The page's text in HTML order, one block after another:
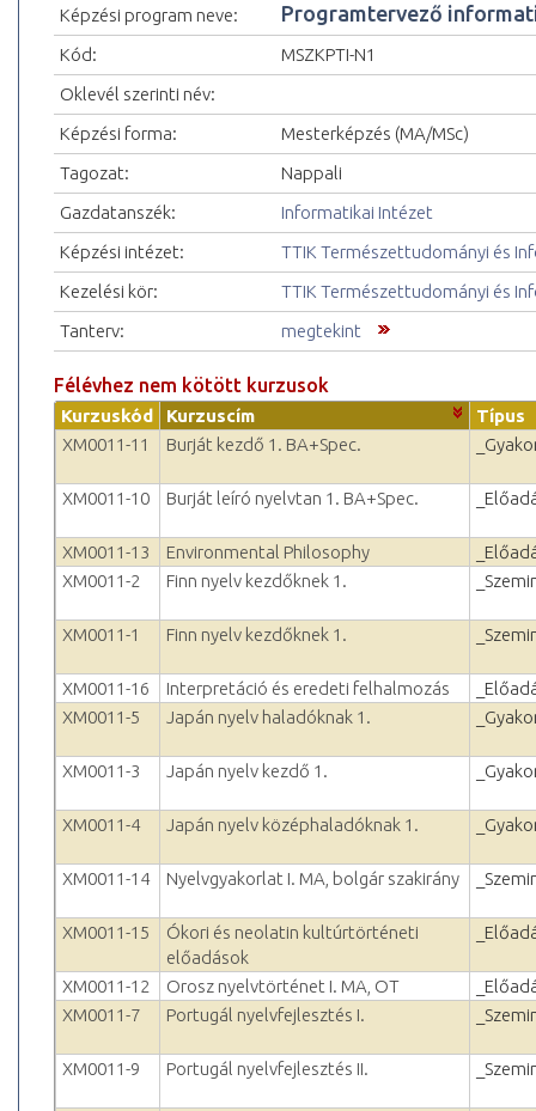
Képzési program neve: Programtervező
Kód:
MSZKPTI-N1
Oklevél szerinti név:
Képzési forma:
Mesterképzés (MA/MSc)
Tagozat:
Nappali
Gazdatanszék:
Informatikai Intézet
Képzési intézet:
TTIK Természettudományi és
Kezelési kör:
TTIK Természettudományi és
Tanterv:
megtekint
Félévhez nem kötött kurzusok
Kurzuskód Kurzuscím
Típus
XM0011-11
Burját kezdő 1. BA+Spec.
XM0011-10 Burját leíró nyelvtan 1. BA+Spec.
XM0011-13 Environmental Philosophy
XM0011-2
Finn nyelv kezdőknek 1.
XM0011-1 Finn nyelv kezdőknek 1.
XM0011-16 Interpretáció és eredeti felhalmozás
XM0011-5
Japán nyelv haladóknak 1.
XM0011-3 Japán nyelv kezdő 1.
XM0011-4 Japán nyelv középhaladóknak 1.
XM0011-14 Nyelvgyakorlat I. MA, bolgár szakirány
XM0011-15
Ókori és neolatin kultúrtörténeti
előadások
XM0011-12 Orosz nyelvtörténet I. MA, OT
XM0011-7
Portugál nyelvfejlesztés I.
XM0011-9 Portugál nyelvfejlesztés II.